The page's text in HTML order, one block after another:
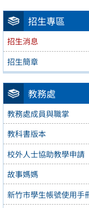
招生專區
招生消息
招生簡章
教務處
教務處成員與職掌
教科書版本
校外人士協助教學申請
故事媽媽
新竹市學生帳號使用手